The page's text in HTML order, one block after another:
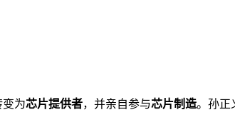
变为芯片提供者，并亲自参与芯片制造。孙正